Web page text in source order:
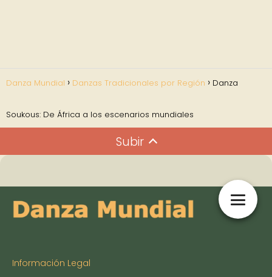
Danza Mundial Danzas Tradicionales por Región Danza
Soukous: De África a los escenarios mundiales
Subir
Información Legal